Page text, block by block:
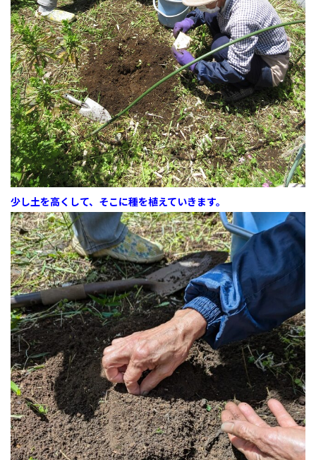
少し土を高くして、そこに種を植えていきます。